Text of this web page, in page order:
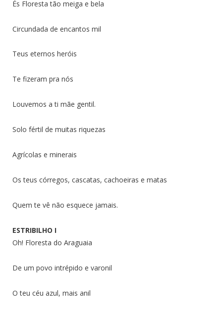
És Floresta tão meiga e bela
Circundada de encantos mil
Teus eternos heróis
Te fizeram pra nós
Louvemos a ti mãe gentil.
Solo fértil de muitas riquezas
Agrícolas e minerais
Os teus córregos, cascatas, cachoeiras e matas
Quem te vê não esquece jamais.
ESTRIBILHO I
Oh! Floresta do Araguaia
De um povo intrépido e varonil
O teu céu azul, mais anil